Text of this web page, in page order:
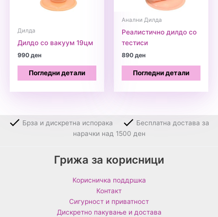
Дилда
Дилдо со вакуум 19цм
990ден
Погледни детали
Анални Дилда
Реалистично дилдо со
тестиси
890ден
Погледни детали
Брза и дискретна испорака
Бесплатна достава за
нарачки над 1500 ден
Грижа за корисници
Корисничка поддршка
Контакт
Сигурност и приватност
Дискретно пакување и достава